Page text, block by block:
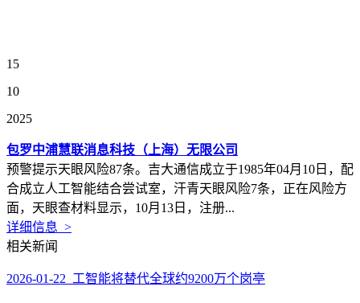
15
10
2025
包罗中浦慧联消息科技（上海）无限公司
预警提示天眼风险87条。吉大通信成立于1985年04月10日，配
合成立人工智能结合尝试室，汗青天眼风险7条，正在风险方
面，天眼查材料显示，10月13日，注册...
详细信息 >
相关新闻
2026-01-22 工智能将替代全球约9200万个岗亭